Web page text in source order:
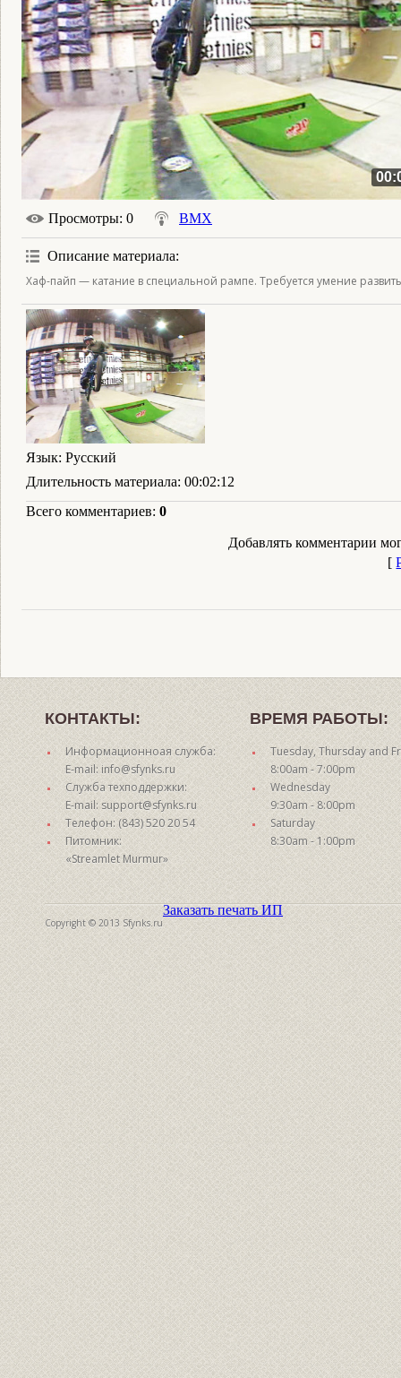
Просмотры: 0 BMX
Описание материала:
Хаф-пайп — катание в специальной рампе. Требуется умение
Язык: Русский
Длительность материала: 00:02:12
Всего комментариев: 0
Добавлять комментарии
[
КОНТАКТЫ:
Информационноая служба:
E-mail: info@sfynks.ru
Служба техподдержки:
E-mail: support@sfynks.ru
Телефон: (843) 520 20 54
Питомник:
«Streamlet Murmur»
ВРЕМЯ РАБОТЫ:
Tuesday, Thursday and
8:00am - 7:00pm
Wednesday
9:30am - 8:00pm
Saturday
8:30am - 1:00pm
Copyright © 2013 Sfynks.ru
Заказать печать ИП